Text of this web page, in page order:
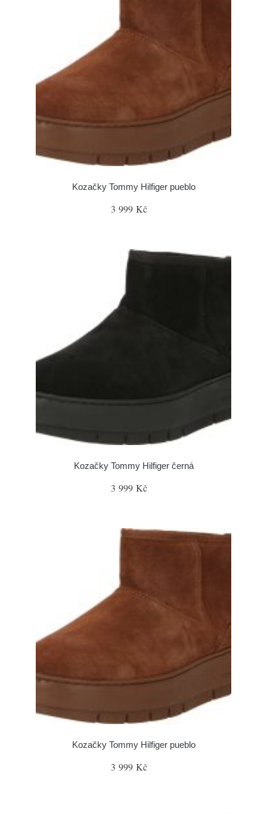
Kozačky Tommy Hilfiger pueblo
3 999 Kč
Kozačky Tommy Hilfiger černá
3 999 Kč
Kozačky Tommy Hilfiger pueblo
3 999 Kč